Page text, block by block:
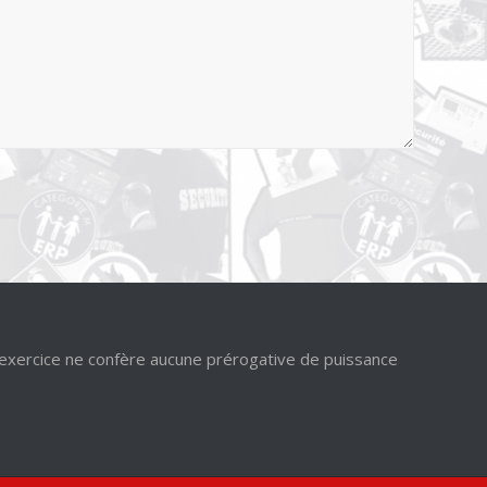
ne confère aucune prérogative de puissance